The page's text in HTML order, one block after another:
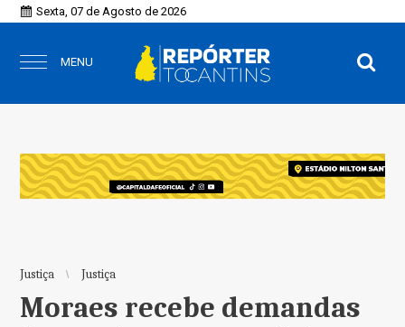
Sexta, 07 de Agosto de 2026
MENU
Justiça Justiça
Moraes recebe demandas